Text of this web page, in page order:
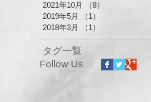
2021年10月
（8）
2019年5月
（1）
2018年3月
（1）
タグ一覧
Follow Us